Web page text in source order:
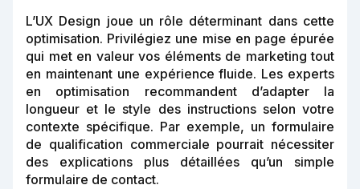
L’UX Design joue un rôle déterminant dans cette
optimisation. Privilégiez une mise en page épurée
qui met en valeur vos éléments de marketing tout
en maintenant une expérience fluide. Les experts
en optimisation recommandent d’adapter la
longueur et le style des instructions selon votre
contexte spécifique. Par exemple, un formulaire
de qualification commerciale pourrait nécessiter
des explications plus détaillées qu’un simple
formulaire de contact.